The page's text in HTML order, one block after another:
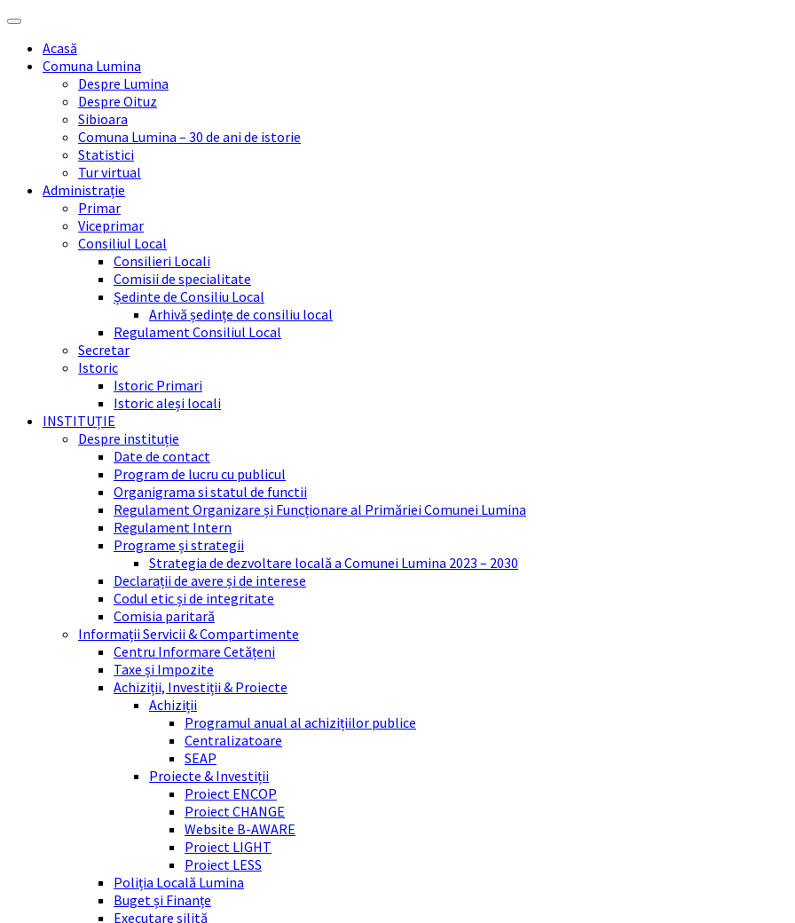
Skip
content
Skip
sidebar
Skip
right
sidebar
Skip
footerAcasă
Comuna Lumina
Despre Lumina
Despre Oituz
Sibioara
Comuna Lumina – 30 de ani de istorie
Statistici
Tur virtual
Administrație
Primar
Viceprimar
Consiliul Local
Consilieri Locali
Comisii de specialitate
Ședinte de Consiliu Local
Arhivă ședințe de consiliu local
Regulament Consiliul Local
Secretar
Istoric
Istoric Primari
Istoric aleși locali
INSTITUȚIE
Despre instituție
Date de contact
Program de lucru cu publicul
Organigrama si statul de functii
Regulament Organizare și Funcționare al Primăriei Comunei Lumina
Regulament Intern
Programe și strategii
Strategia de dezvoltare locală a Comunei Lumina 2023 – 2030
Declarații de avere și de interese
Codul etic și de integritate
Comisia paritară
Informații Servicii & Compartimente
Centru Informare Cetățeni
Taxe și Impozite
Achiziții, Investiții & Proiecte
Achiziții
Programul anual al achizițiilor publice
Centralizatoare
SEAP
Proiecte & Investiții
Proiect ENCOP
Proiect CHANGE
Website B-AWARE
Proiect LIGHT
Proiect LESS
Poliția Locală Lumina
Buget și Finanțe
Executare silită